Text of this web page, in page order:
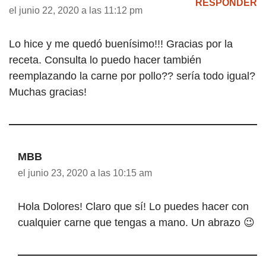
el junio 22, 2020 a las 11:12 pm
Lo hice y me quedó buenísimo!!! Gracias por la
receta. Consulta lo puedo hacer también
reemplazando la carne por pollo?? sería todo igual?
Muchas gracias!
MBB
el junio 23, 2020 a las 10:15 am
Hola Dolores! Claro que sí! Lo puedes hacer con
cualquier carne que tengas a mano. Un abrazo 😉